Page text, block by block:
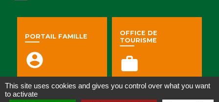
PORTAIL FAMILLE
account_circle
OFFICE DE
TOURISME
work
This site uses cookies and gives you control over what you want
to activate